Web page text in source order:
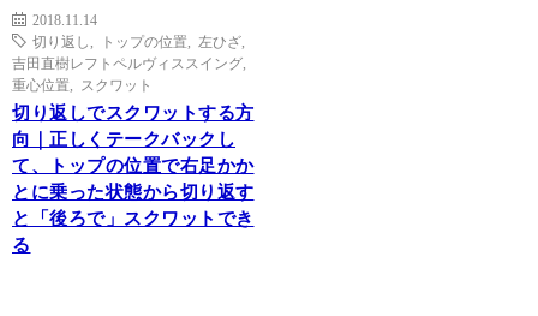
2018.11.14
切り返し
トップの位置 左ひざ
吉田直樹レフトペルヴィススイング
重心位置
スクワット
切り返しでスクワットする方
向｜正しくテークバックし
て、トップの位置で右足かか
とに乗った状態から切り返す
と「後ろで」スクワットでき
る